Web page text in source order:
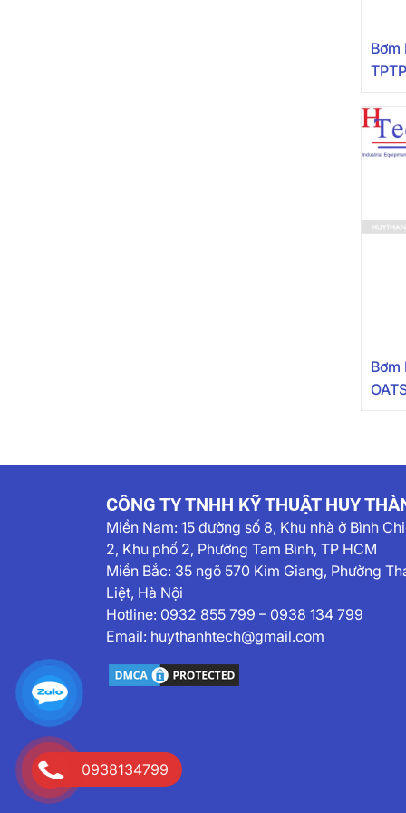
Bơm
Bơm
0938134799
CÔNG TY TNHH KỸ THUẬT HUY
Miền Nam: 15 đường số 8, Khu nhà ở Bình
2, Khu phố 2, Phường Tam Bình, TP HCM
Miền Bắc: 35 ngõ 570 Kim Giang, Phường
Liệt, Hà Nội
Hotline: 0932 855 799 – 0938 134 799
Email: huythanhtech@gmail.com